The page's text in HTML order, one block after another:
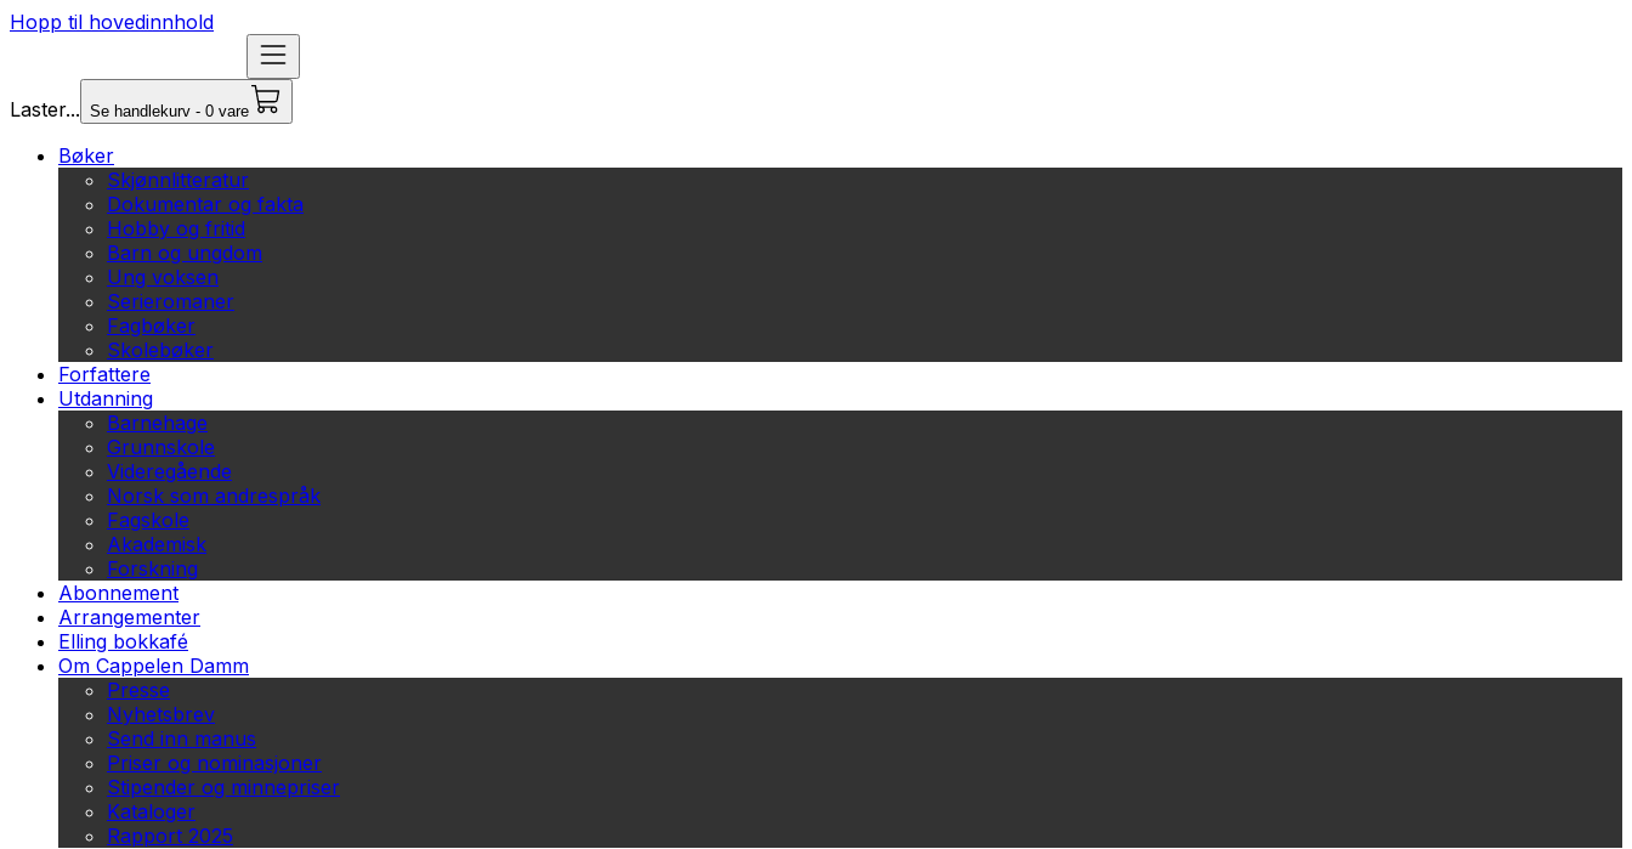
Hopp til hovedinnhold
Laster... Se handlekurv - 0 vare
Bøker
Skjønnlitteratur
Dokumentar og fakta
Hobby og fritid
Barn og ungdom
Ung voksen
Serieromaner
Fagbøker
Skolebøker
Forfattere
Utdanning
Barnehage
Grunnskole
Videregående
Norsk som andrespråk
Fagskole
Akademisk
Forskning
Abonnement
Arrangementer
Elling bokkafé
Om Cappelen Damm
Presse
Nyhetsbrev
Send inn manus
Priser og nominasjoner
Stipender og minnepriser
Kataloger
Rapport 2025